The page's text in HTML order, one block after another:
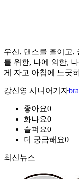
우선, 댄스를 줄이고,
를 위한, 나에 의한,
게 자고 아침에 느긋
강신영 시니어기자
좋아요0
화나요0
슬퍼요0
더 궁금해요0
최신뉴스